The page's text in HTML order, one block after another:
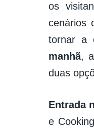
os
cenários
tornar a
manhã,
duas
Entrada
e